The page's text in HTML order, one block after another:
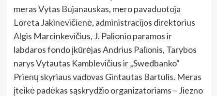
meras Vytas Bujanauskas, mero pavaduotoja
Loreta Jakinevičienė, administracijos direktorius
Algis Marcinkevičius, J. Palionio paramos ir
labdaros fondo įkūrėjas Andrius Palionis, Tarybos
narys Vytautas Kamblevičius ir „Swedbanko“
Prienų skyriaus vadovas Gintautas Bartulis. Meras
įteikė padėkas sąskrydžio organizatoriams – Jiezno